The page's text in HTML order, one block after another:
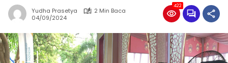
Yudha Prasetya
2 Min Baca
04/09/2024
422